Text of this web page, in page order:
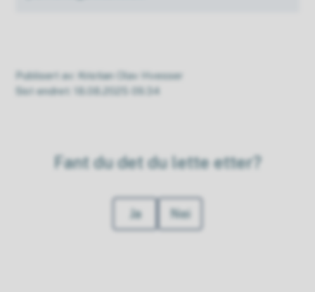
Publisert av
Kristian Olav Hvesser
Sist endret
18.08.2025 09.34
Fant du det du lette etter?
Ja Nei